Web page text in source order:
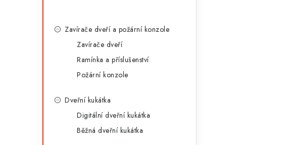
Zavírače dveří a požární konzole
Zavírače dveří
Ramínka a příslušenství
Požární konzole
Dveřní kukátka
Digitální dveřní kukátka
Běžná dveřní kukátka